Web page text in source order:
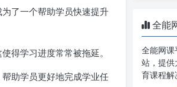
为了一个帮助学员快速提升
得学习进度常常被拖延。
助学员更好地完成学业任
全能
全能网
站，提
育课程解